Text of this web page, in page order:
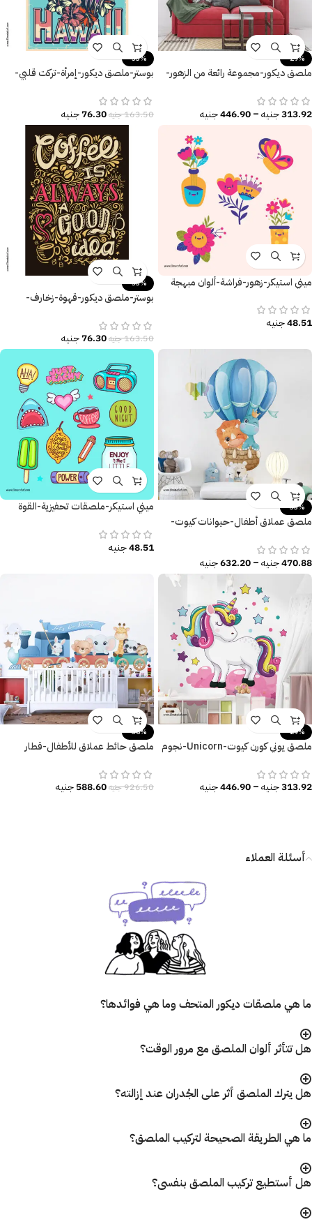
-29%
ملصق ديكور-مجموعة رائعة من الزهور-
313.92جنيه–
446.90جنيه
-53%
بوستر-ملصق ديكور-إمرأة-تركت قلبي-
163.50جنيه76.30جنيه
ميني استيكر-زهور-فراشة-ألوان مبهجة
48.51جنيه
-53%
بوستر-ملصق ديكور-قهوة-زخارف-
163.50جنيه76.30جنيه
-33%
ملصق عملاق أطفال-حيوانات كيوت-
470.88جنيه–
632.20جنيه
ميني استيكر-ملصقات تحفيزية-القوة
48.51جنيه
-29%
ملصق يوني كورن كيوت-Unicorn-نجوم
313.92جنيه–
446.90جنيه
-36%
ملصق حائط عملاق للأطفال-قطار
926.50جنيه588.60جنيه
أسئلة العملاء
ما هي ملصقات ديكور المتحف وما هي فوائدها؟
هل تتأثر ألوان الملصق مع مرور الوقت؟
هل يترك الملصق أثر على الجُدران عند إزالته؟
ما هي الطريقة الصحيحة لتركيب الملصق؟
هل أستطيع تركيب الملصق بنفسى؟